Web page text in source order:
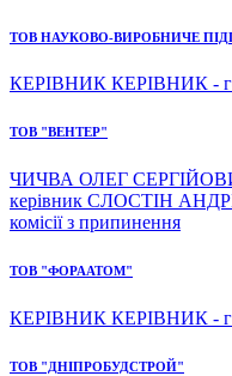
ТОВ НАУКОВО-ВИРОБНИЧЕ
КЕРІВНИК КЕРІВНИК -
ТОВ "ВЕНТЕР"
ЧИЧВА ОЛЕГ
керівник СЛОСТІН
комісії з припинення
ТОВ "ФОРААТОМ"
КЕРІВНИК КЕРІВНИК -
ТОВ "ДНІПРОБУДСТРОЙ"